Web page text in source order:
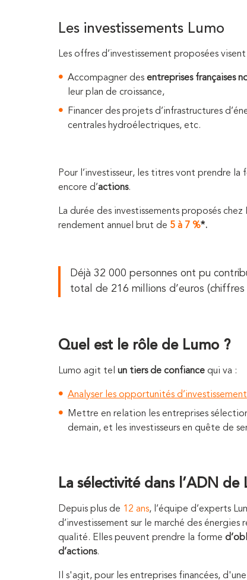
Les investissements Lumo
Les offres d’investissement proposées visent
Accompagner des entreprises françaises
leur plan de croissance,
Financer des projets d’infrastructures
centrales hydroélectriques, etc.
Pour l’investisseur, les titres vont prendre la
encore d’actions.
La durée des investissements proposés
rendement annuel brut de 5 à 7 %*.
Déjà 32 000 personnes ont pu
total de 216 millions d’euros (chiffres
Quel est le rôle de Lumo ?
Lumo agit tel un tiers de confiance qui va :
Analyser les opportunités d’investissement
Mettre en relation les entreprises
demain, et les investisseurs en quête de
La sélectivité dans l’ADN de
Depuis plus de 12 ans, l’équipe d’experts
d’investissement sur le marché des
qualité. Elles peuvent prendre la forme
d’actions.
Il s'agit, pour les entreprises financées,